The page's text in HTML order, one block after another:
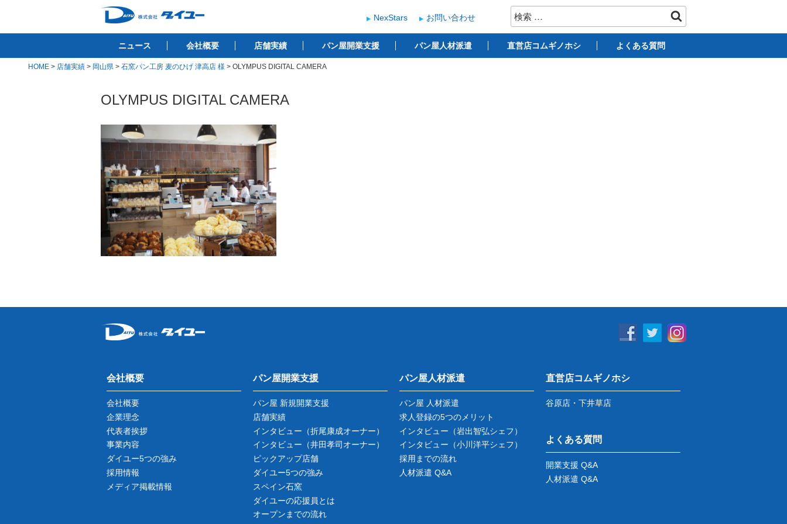
テ
株式会社ダイユー
1200件以上の開業サポート実績！！ ベーカリー開業支援
検
索:
NexStars お問い合わせ
ニュース 会社概要 店舗実績 パン屋開業支援 パン屋人材派遣 直営店コムギノホシ よくある質問
HOME > 店舗実績 > 岡山県 > 石窯パン工房 麦のひげ 津高店 様 > OLYMPUS DIGITAL CAMERA
OLYMPUS DIGITAL CAMERA
会社概要
会社概要
企業理念
代表者挨拶
事業内容
ダイユー5つの強み
採用情報
メディア掲載情報
パン屋開業支援
パン屋 新規開業支援
店舗実績
インタビュー （折尾康成オーナー）
インタビュー （井田孝司オーナー）
ピックアップ店舗
ダイユー5つの強み
スペイン石窯
ダイユーの応援員とは
オープンまでの流れ
パン屋人材派遣
パン屋 人材派遣
求人登録の5つのメリット
インタビュー （岩出智弘シェフ）
インタビュー （小川洋平シェフ）
採用までの流れ
人材派遣 Q&A
直営店コムギノホシ
谷原店・下井草店
よくある質問
開業支援 Q&A
人材派遣 Q&A